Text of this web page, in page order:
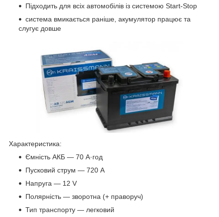
Підходить для всіх автомобілів із системою Start-Stop
система вмикається раніше, акумулятор працює та
слугує довше
Характеристика:
Ємність АКБ — 70 А·год
Пусковий струм — 720 А
Напруга — 12 V
Полярність — зворотна (+ праворуч)
Тип транспорту — легковий